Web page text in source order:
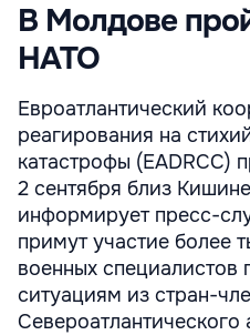
В Молдове
НАТО
Евроатлантический
реагирования на
катастрофы (EADRCC)
2 сентября близ
информирует пресс-
примут участие более
военных специалистов
ситуациям из стран-